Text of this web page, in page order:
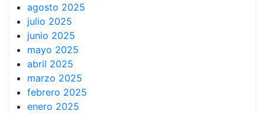
agosto 2025
julio 2025
junio 2025
mayo 2025
abril 2025
marzo 2025
febrero 2025
enero 2025